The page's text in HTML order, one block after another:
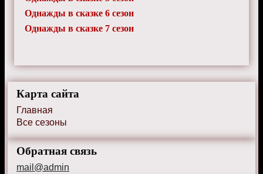
Однажды в сказке 6 сезон
Однажды в сказке 7 сезон
Карта сайта
Главная
Все сезоны
Обратная связь
mail@admin